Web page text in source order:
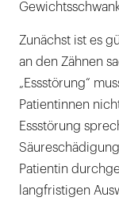
Zunächst ist es
an den Zähnen
„Essstörung“
Patientinnen
Essstörung
Patientin
langfristigen